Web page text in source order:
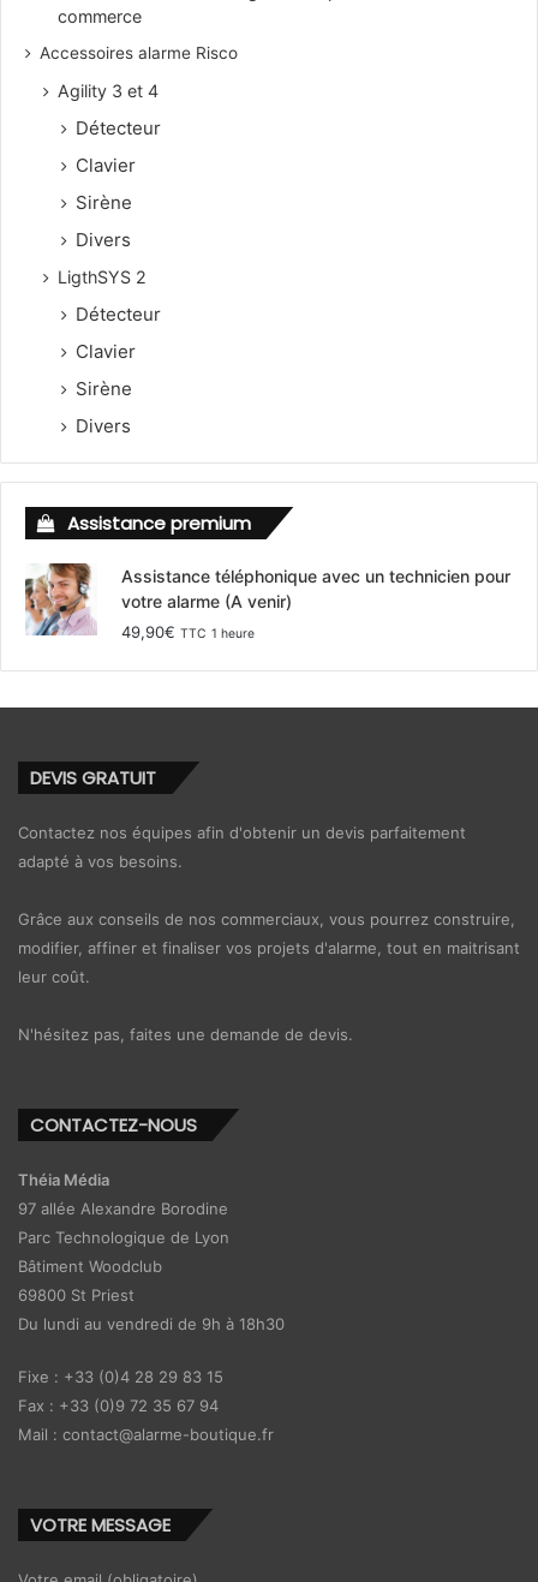
commerce
Accessoires alarme Risco
Agility 3 et 4
Détecteur
Clavier
Sirène
Divers
LigthSYS 2
Détecteur
Clavier
Sirène
Divers
Assistance premium
Assistance téléphonique avec un technicien pour
votre alarme (A venir)
49,90€ TTC 1 heure
DEVIS GRATUIT
Contactez nos équipes afin d'obtenir un devis parfaitement
adapté à vos besoins.
Grâce aux conseils de nos commerciaux, vous pourrez construire,
modifier, affiner et finaliser vos projets d'alarme, tout en maitrisant
leur coût.
N'hésitez pas, faites une demande de devis.
CONTACTEZ-NOUS
Théia Média
97 allée Alexandre Borodine
Parc Technologique de Lyon
Bâtiment Woodclub
69800 St Priest
Du lundi au vendredi de 9h à 18h30
Fixe : +33 (0)4 28 29 83 15
Fax : +33 (0)9 72 35 67 94
Mail : contact@alarme-boutique.fr
VOTRE MESSAGE